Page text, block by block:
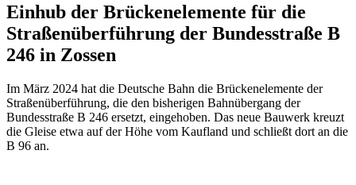
Einhub der Brückenelemente für die
Straßenüberführung der Bundesstraße B
246 in Zossen
Im März 2024 hat die Deutsche Bahn die Brückenelemente der
Straßenüberführung, die den bisherigen Bahnüber­gang der
Bundesstraße B 246 ersetzt, eingehoben. Das neue Bauwerk kreuzt
die Gleise etwa auf der Höhe vom Kaufland und schließt dort an die
B 96 an.